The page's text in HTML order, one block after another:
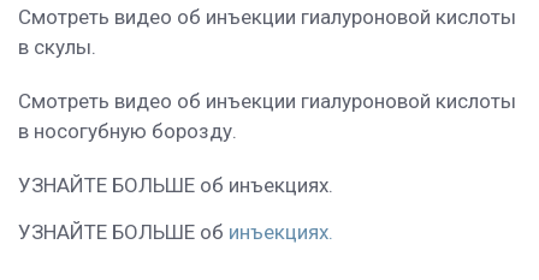
Смотреть видео об инъекции гиалуроновой кислоты
в скулы.
Смотреть видео об инъекции гиалуроновой кислоты
в носогубную борозду.
УЗНАЙТЕ БОЛЬШЕ об инъекциях.
УЗНАЙТЕ БОЛЬШЕ об инъекциях.